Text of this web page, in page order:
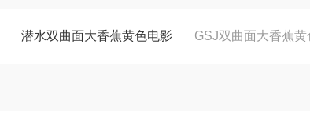
潜水双曲面大香蕉黄色电影 GSJ双曲面大香蕉